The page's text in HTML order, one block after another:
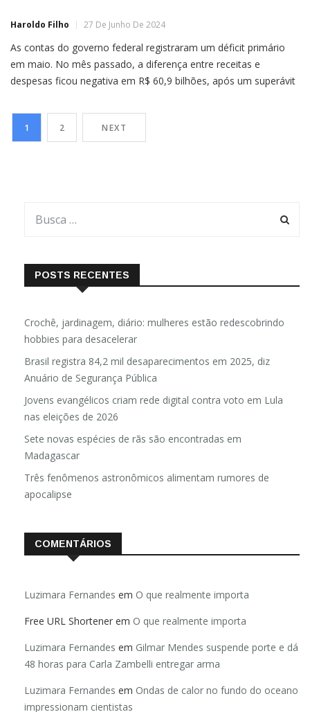
Haroldo Filho 27 De Junho De 2024
As contas do governo federal registraram um déficit primário
em maio. No mês passado, a diferença entre receitas e
despesas ficou negativa em R$ 60,9 bilhões, após um superávit
Tesouro Nacional, Previdência Social e Banco Central, foi o pior
desempenho em termos […]
1 2 NEXT
POSTS RECENTES
Crochê, jardinagem, diário: mulheres estão redescobrindo
hobbies para desacelerar
Brasil registra 84,2 mil desaparecimentos em 2025, diz
Anuário de Segurança Pública
Jovens evangélicos criam rede digital contra voto em Lula
nas eleições de 2026
Sete novas espécies de rãs são encontradas em
Madagascar
Três fenômenos astronômicos alimentam rumores de
apocalipse
COMENTÁRIOS
Luzimara Fernandes em O que realmente importa
Free URL Shortener em O que realmente importa
Luzimara Fernandes em Gilmar Mendes suspende porte e dá
48 horas para Carla Zambelli entregar arma
Luzimara Fernandes em Ondas de calor no fundo do oceano
impressionam cientistas